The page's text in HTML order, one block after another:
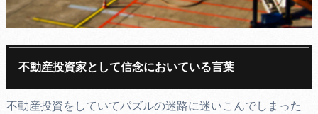
不動産投資家として信念においている言葉
不動産投資をしていてパズルの迷路に迷いこんでしまった